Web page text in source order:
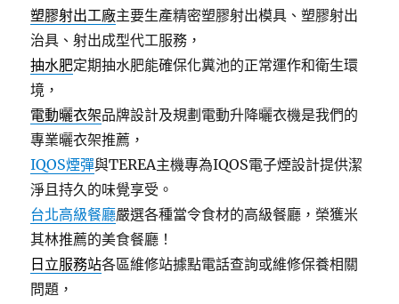
塑膠射出工廠主要生產精密塑膠射出模具、塑膠射出
治具、射出成型代工服務，
抽水肥定期抽水肥能確保化糞池的正常運作和衛生環
境，
電動曬衣架品牌設計及規劃電動升降曬衣機是我們的
專業曬衣架推薦，
IQOS煙彈與TEREA主機專為IQOS電子煙設計提供潔
淨且持久的味覺享受。
台北高級餐廳嚴選各種當令食材的高級餐廳，榮獲米
其林推薦的美食餐廳！
日立服務站各區維修站據點電話查詢或維修保養相關
問題，